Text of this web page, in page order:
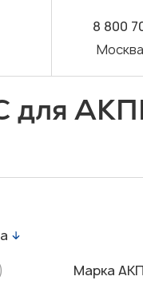
8 800
для
Марка